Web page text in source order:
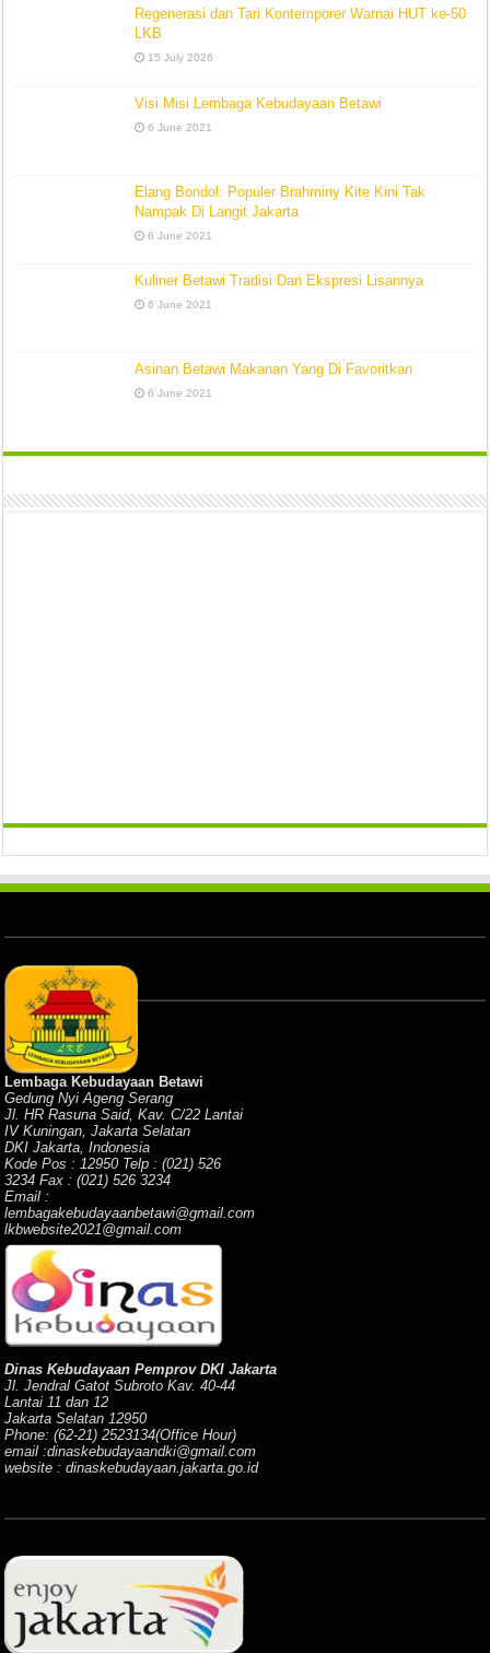
Regenerasi dan Tari Kontemporer Warnai HUT ke-50
LKB
15 July 2026
Visi Misi Lembaga Kebudayaan Betawi
6 June 2021
Elang Bondol: Populer Brahminy Kite Kini Tak
Nampak Di Langit Jakarta
6 June 2021
Kuliner Betawi Tradisi Dan Ekspresi Lisannya
6 June 2021
Asinan Betawi Makanan Yang Di Favoritkan
6 June 2021
Lembaga Kebudayaan Betawi
Gedung Nyi Ageng Serang
Jl. HR Rasuna Said, Kav. C/22 Lantai
IV Kuningan, Jakarta Selatan
DKI Jakarta, Indonesia
Kode Pos : 12950 Telp : (021) 526
3234 Fax : (021) 526 3234
Email :
lembagakebudayaanbetawi@gmail.com
lkbwebsite2021@gmail.com
Dinas Kebudayaan Pemprov DKI Jakarta
Jl. Jendral Gatot Subroto Kav. 40-44
Lantai 11 dan 12
Jakarta Selatan 12950
Phone: (62-21) 2523134(Office Hour)
email :dinaskebudayaandki@gmail.com
website : dinaskebudayaan.jakarta.go.id